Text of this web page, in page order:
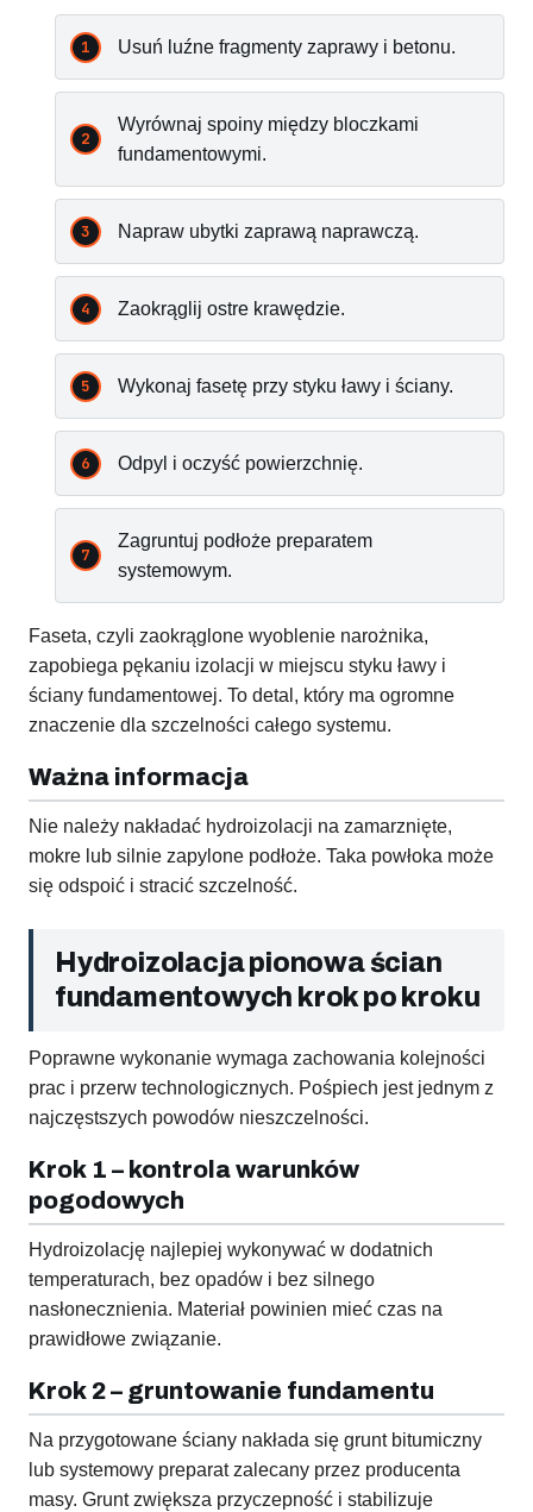
Usuń luźne fragmenty zaprawy i betonu.
Wyrównaj spoiny między bloczkami
fundamentowymi.
Napraw ubytki zaprawą naprawczą.
Zaokrąglij ostre krawędzie.
Wykonaj fasetę przy styku ławy i ściany.
Odpyl i oczyść powierzchnię.
Zagruntuj podłoże preparatem
systemowym.
Faseta, czyli zaokrąglone wyoblenie narożnika,
zapobiega pękaniu izolacji w miejscu styku ławy i
ściany fundamentowej. To detal, który ma ogromne
znaczenie dla szczelności całego systemu.
Ważna informacja
Nie należy nakładać hydroizolacji na zamarznięte,
mokre lub silnie zapylone podłoże. Taka powłoka może
się odspoić i stracić szczelność.
Hydroizolacja pionowa ścian
fundamentowych krok po kroku
Poprawne wykonanie wymaga zachowania kolejności
prac i przerw technologicznych. Pośpiech jest jednym z
najczęstszych powodów nieszczelności.
Krok 1 – kontrola warunków
pogodowych
Hydroizolację najlepiej wykonywać w dodatnich
temperaturach, bez opadów i bez silnego
nasłonecznienia. Materiał powinien mieć czas na
prawidłowe związanie.
Krok 2 – gruntowanie fundamentu
Na przygotowane ściany nakłada się grunt bitumiczny
lub systemowy preparat zalecany przez producenta
masy. Grunt zwiększa przyczepność i stabilizuje